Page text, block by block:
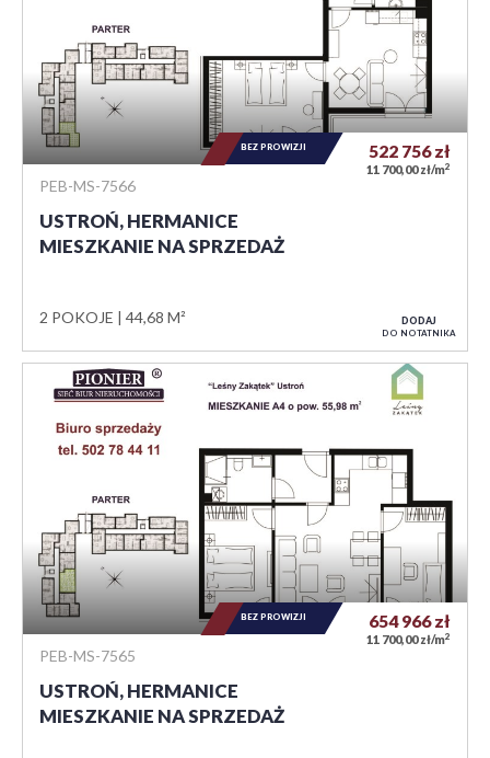
PEB-MS-7566
USTROŃ, HERMANICE
MIESZKANIE NA SPRZEDAŻ
2 POKOJE 44,68 M²
522 756zł
11 700,00 zł/m2
BEZ PROWIZJI
DODAJ
DO NOTATNIKA
PEB-MS-7565
USTROŃ, HERMANICE
MIESZKANIE NA SPRZEDAŻ
654 966zł
11 700,00 zł/m2
BEZ PROWIZJI